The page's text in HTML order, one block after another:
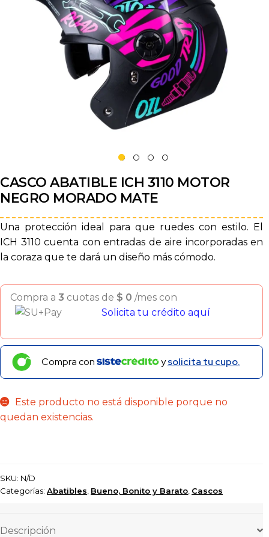
CASCO ABATIBLE ICH 3110 MOTOR
NEGRO MORADO MATE
Una protección ideal para que ruedes con estilo. El
ICH 3110 cuenta con entradas de aire incorporadas en
la coraza que te dará un diseño más cómodo.
Compra a 3 cuotas de $ 0 /mes con
Solicita tu crédito aquí
Compra con ysolicita tu cupo.
Este producto no está disponible porque no
quedan existencias.
SKU: N/D
Categorías: Abatibles Bueno, Bonito y Barato Cascos
Descripción